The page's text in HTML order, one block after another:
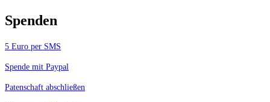
Spenden
5 Euro per SMS
Spende mit Paypal
Patenschaft abschließen